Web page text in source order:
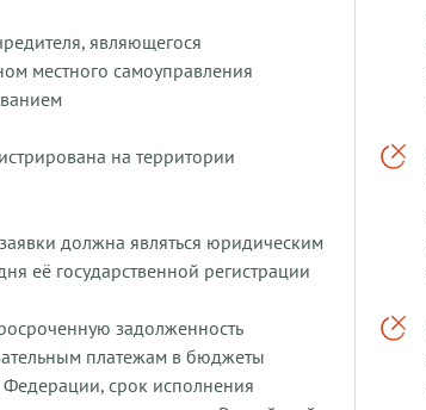
являющегося
местного самоуправления
на территории
должна являться юридическим
её государственной регистрации
задолженность
платежам в бюджеты
срок исполнения